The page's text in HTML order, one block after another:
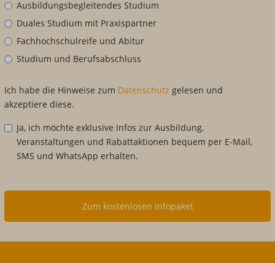
Ausbildungsbegleitendes Studium
Duales Studium mit Praxispartner
Fachhochschulreife und Abitur
Studium und Berufsabschluss
Ich habe die Hinweise zum Datenschutz gelesen und
akzeptiere diese.
Ja, ich möchte exklusive Infos zur Ausbildung,
Veranstaltungen und Rabattaktionen bequem per E-Mail,
SMS und WhatsApp erhalten.
Zum kostenlosen Infopaket